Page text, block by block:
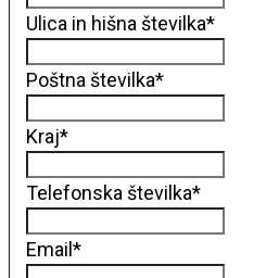
Ulica in hišna številka*
Poštna številka*
Kraj*
Telefonska številka*
Email *